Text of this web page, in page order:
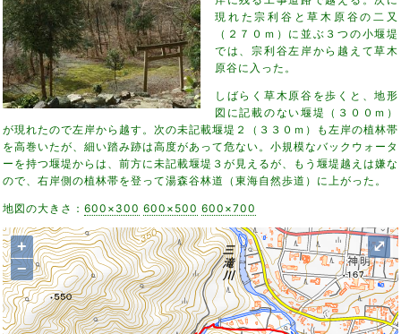
現れた宗利谷と草木原谷の二又
（２７０ｍ）に並ぶ３つの小堰堤
では、宗利谷左岸から越えて草木
原谷に入った。
しばらく草木原谷を歩くと、地形
図に記載のない堰堤（３００ｍ）
が現れたので左岸から越す。次の未記載堰堤２（３３０ｍ）も左岸の植林帯
を高巻いたが、細い踏み跡は高度があって危ない。小規模なバックウォータ
ーを持つ堰堤からは、前方に未記載堰堤３が見えるが、もう堰堤越えは嫌な
ので、右岸側の植林帯を登って湯森谷林道（東海自然歩道）に上がった。
地図の大きさ： 600×300 600×500 600×700
+
−
⤢